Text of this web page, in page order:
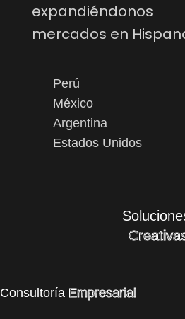
mercados en
Perú
México
Argentina
Estados Unidos
Consultoría Empresarial